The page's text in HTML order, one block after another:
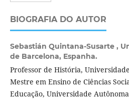
BIOGRAFIA DO AUTOR
Sebastián Quintana-Susarte ,
de Barcelona, Espanha.
Professor de História,
Mestre em Ensino de Ciências
Educação, Universidade